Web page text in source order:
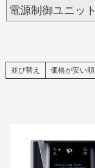
電源制御ユニット
並び替え 価格が安い順